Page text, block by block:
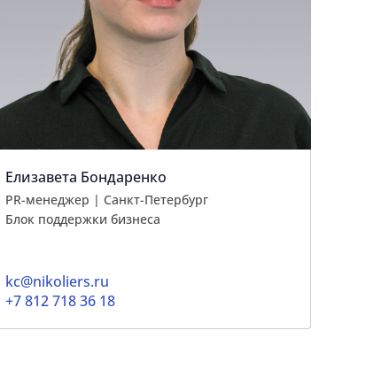
Елизавета Бондаренко
PR-менеджер | Санкт-Петербург
Блок поддержки бизнеса
kc@nikoliers.ru
+7 812 718 36 18